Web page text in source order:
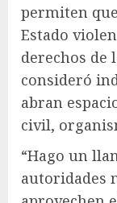
permiten
Estado
derechos de
consideró
abran
civil,
“Hago un
autoridades